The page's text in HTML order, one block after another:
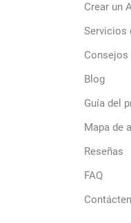
Crear un
Servicios
Consejos
Blog
Guía del
Mapa de
Reseñas
FAQ